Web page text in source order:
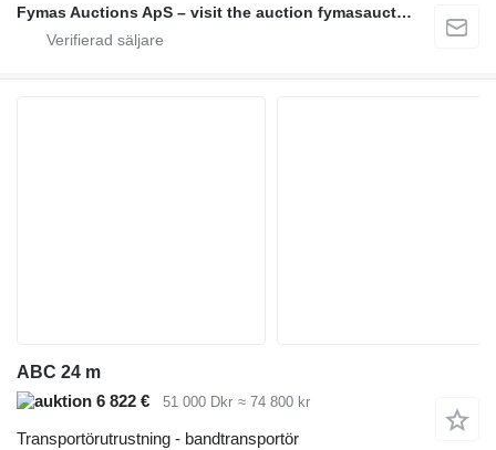
Fymas Auctions ApS – visit the auction fymasauctions.dk
ABC 24 m
6 822 €
51 000 Dkr ≈ 74 800 kr
Transportörutrustning - bandtransportör